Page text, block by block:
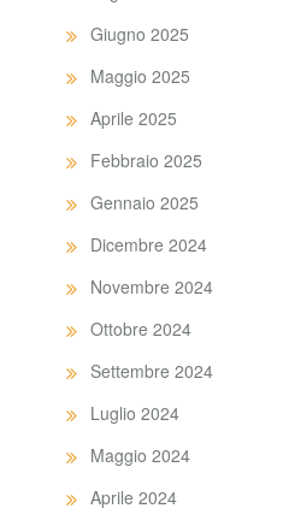
Giugno 2025
Maggio 2025
Aprile 2025
Febbraio 2025
Gennaio 2025
Dicembre 2024
Novembre 2024
Ottobre 2024
Settembre 2024
Luglio 2024
Maggio 2024
Aprile 2024